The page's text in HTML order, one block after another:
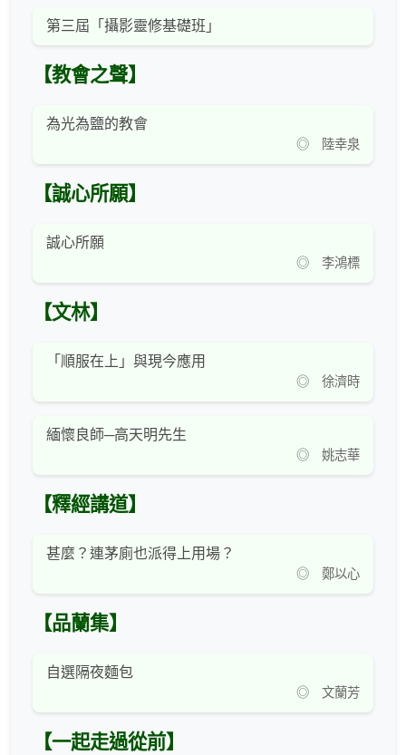
第三屆「攝影靈修基礎班」
【教會之聲】
為光為鹽的教會
◎ 陸幸泉
【誠心所願】
誠心所願
◎ 李鴻標
【文林】
「順服在上」與現今應用
◎ 徐濟時
緬懷良師─高天明先生
◎ 姚志華
【釋經講道】
甚麼？連茅廁也派得上用場？
◎ 鄭以心
【品蘭集】
自選隔夜麵包
◎ 文蘭芳
【一起走過從前】